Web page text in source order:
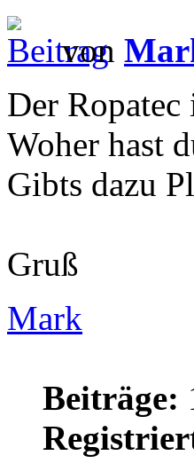
von
Der Ropatec
Woher hast
Gibts dazu
Gruß
Mark
Beiträge: